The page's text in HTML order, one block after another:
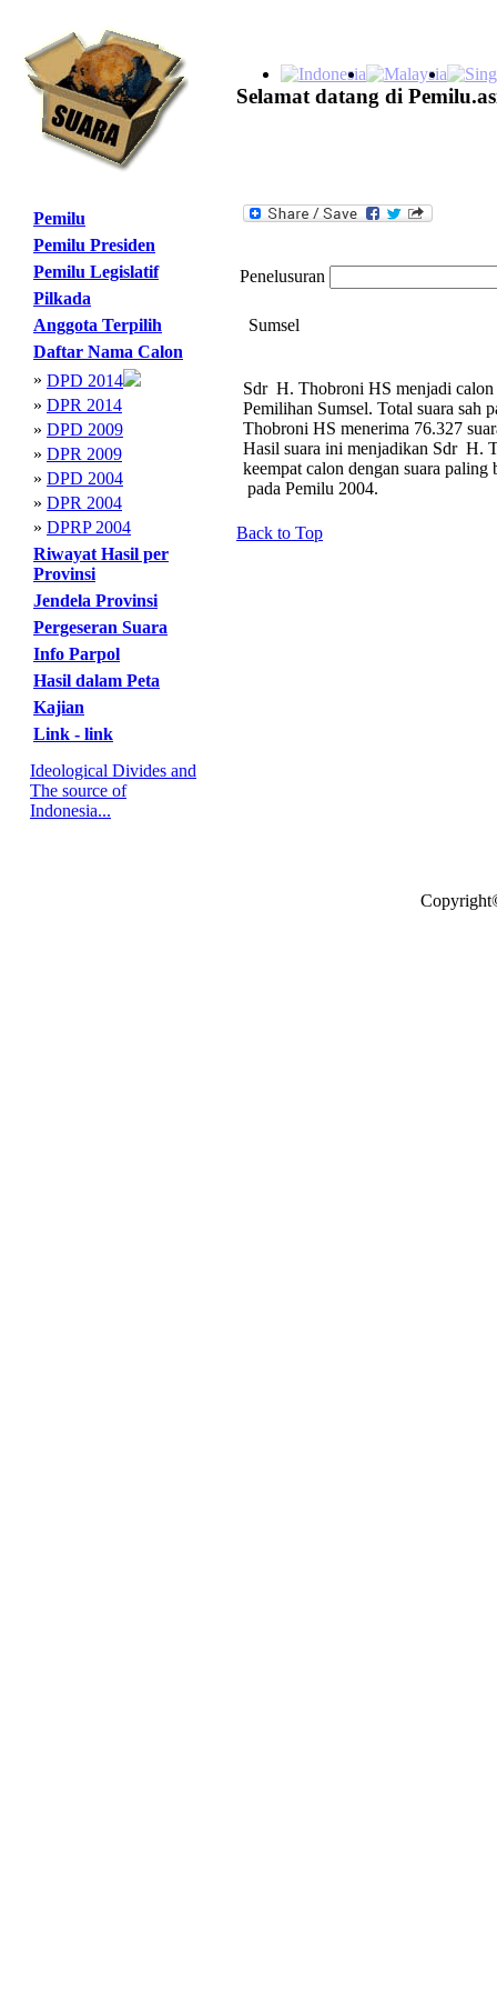
Selamat datang di
Pemilu
Pemilu Presiden
Pemilu Legislatif
Pilkada
Anggota Terpilih
Daftar Nama Calon
» DPD 2014
» DPR 2014
» DPD 2009
» DPR 2009
» DPD 2004
» DPR 2004
» DPRP 2004
Riwayat Hasil per
Provinsi
Jendela Provinsi
Pergeseran Suara
Info Parpol
Hasil dalam Peta
Kajian
Link - link
Ideological Divides and
The source of
Indonesia...
Penelusuran
Sumsel
Sdr H. Thobroni HS menjadi
Pemilihan Sumsel. Total suara sah
Thobroni HS menerima 76.327
Hasil suara ini menjadikan Sdr H.
keempat calon dengan suara
pada Pemilu 2004.
Back to Top